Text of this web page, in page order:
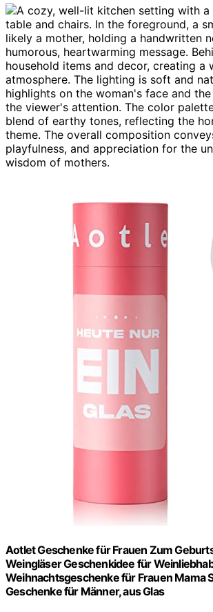
Aotlet Geschenke für Frauen Zum
Weingläser Geschenkidee für
Weihnachtsgeschenke für Frauen Mama
Geschenke für Männer, aus Glas